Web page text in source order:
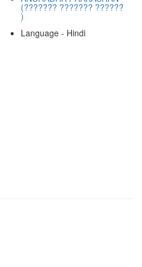
(??????? ??????? ??????
)
Language - Hindi